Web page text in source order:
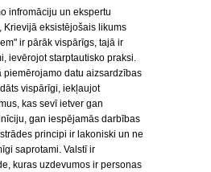
infromāciju un ekspertu
Krievijā eksistējošais likums
ir pārāk vispārīgs, tajā ir
ievērojot starptautisko praksi.
piemērojamo datu aizsardzības
vispārīgi, iekļaujot
kas sevī ietver gan
gan iespējamās darbības
principi ir lakoniski un ne
saprotami. Valstī ir
kuras uzdevumos ir personas